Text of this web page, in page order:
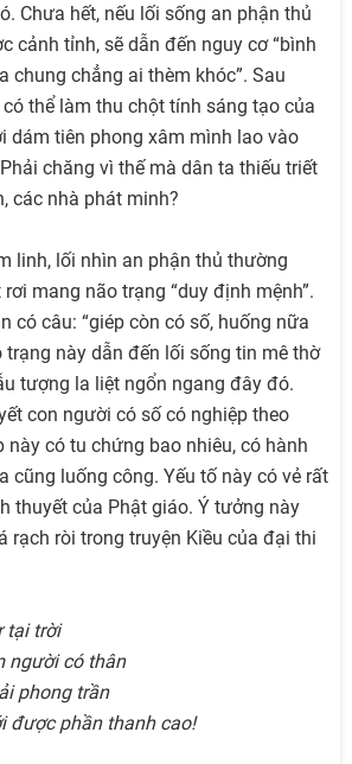
Chưa hết, nếu lối sống an phận thủ
cảnh tỉnh, sẽ dẫn đến nguy cơ “bình
chung chẳng ai thèm khóc”. Sau
thể làm thu chột tính sáng tạo của
dám tiên phong xâm mình lao vào
chăng vì thế mà dân ta thiếu triết
các nhà phát minh?
linh, lối nhìn an phận thủ thường
mang não trạng “duy định mệnh”.
có câu: “giép còn có số, huống nữa
trạng này dẫn đến lối sống tin mê thờ
tượng la liệt ngổn ngang đây đó.
con người có số có nghiệp theo
này có tu chứng bao nhiêu, có hành
cũng luống công. Yếu tố này có vẻ rất
thuyết của Phật giáo. Ý tưởng này
rạch ròi trong truyện Kiều của đại thi
tại trời
người có thân
phong trần
được phần thanh cao!